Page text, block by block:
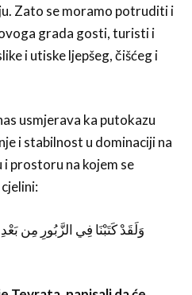
Zato se moramo potruditi i
grada gosti, turisti i
i utiske ljepšeg, čišćeg i
usmjerava ka putokazu
i stabilnost u dominaciji na
prostoru na kojem se
وَلَقَدْ كَتَبْنَا فِي الزَّبُورِ مِن